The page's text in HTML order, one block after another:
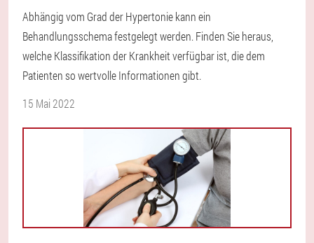
Abhängig vom Grad der Hypertonie kann ein
Behandlungsschema festgelegt werden. Finden Sie heraus,
welche Klassifikation der Krankheit verfügbar ist, die dem
Patienten so wertvolle Informationen gibt.
15 Mai 2022